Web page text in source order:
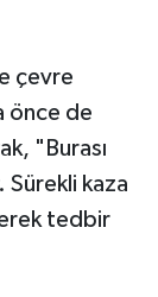
çevre
önce de
"Burası
Sürekli kaza
tedbir